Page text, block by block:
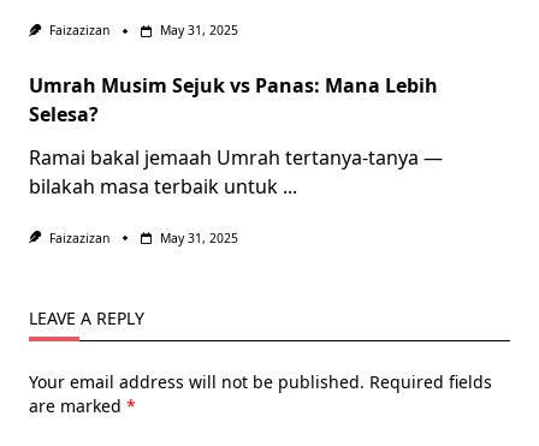
Faizazizan May 31, 2025
Umrah Musim Sejuk vs Panas: Mana Lebih
Selesa?
Ramai bakal jemaah Umrah tertanya-tanya —
bilakah masa terbaik untuk ...
Faizazizan May 31, 2025
LEAVE A REPLY
Your email address will not be published. Required fields
are marked *